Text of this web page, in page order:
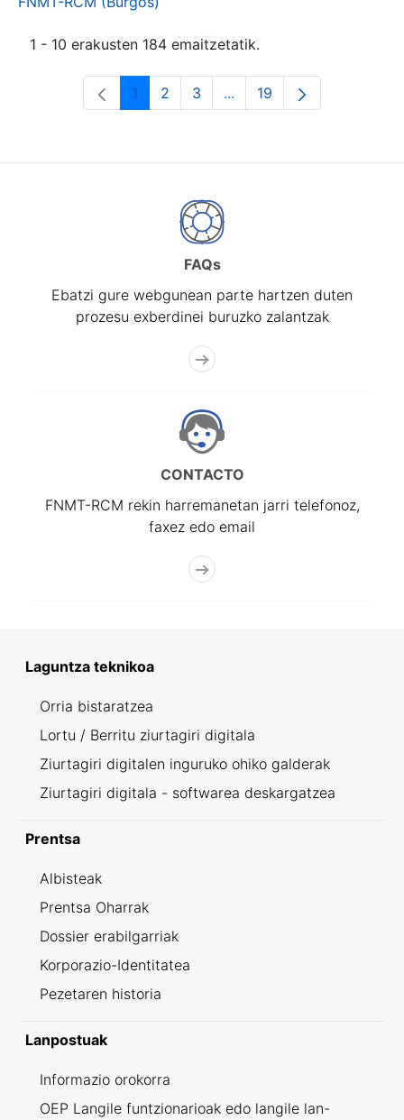
1 - 10 erakusten 184 emaitzetatik.
Orrialdea
1 Orrialdea
2 Orrialdea
3 ...Intermediate Pages Use
Orrialdea
19
FAQs
Ebatzi gure webgunean parte hartzen duten
prozesu exberdinei buruzko zalantzak
CONTACTO
FNMT-RCM rekin harremanetan jarri telefonoz,
faxez edo email
Laguntza teknikoa
Orria bistaratzea
Lortu / Berritu ziurtagiri digitala
Ziurtagiri digitalen inguruko ohiko galderak
Ziurtagiri digitala - softwarea deskargatzea
Prentsa
Albisteak
Prentsa Oharrak
Dossier erabilgarriak
Korporazio-Identitatea
Pezetaren historia
Lanpostuak
Informazio orokorra
OEP Langile funtzionarioak edo langile lan-